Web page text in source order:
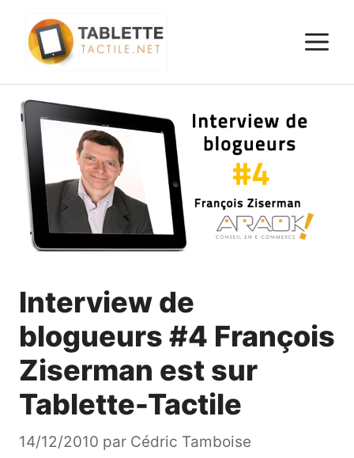
contenu
Interview de
blogueurs #4 François
Ziserman est sur
Tablette-Tactile
14/12/2010 par Cédric Tamboise